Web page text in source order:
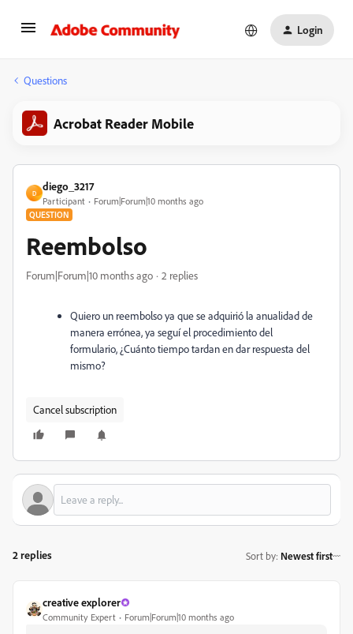
Login
Questions
Acrobat Reader Mobile
D
diego_3217
Participant Forum|Forum|10 months ago
QUESTION
Reembolso
Forum|Forum|10 months ago 2 replies
Quiero un reembolso ya que se adquirió la anualidad de
manera errónea, ya seguí el procedimiento del
formulario, ¿Cuánto tiempo tardan en dar respuesta del
mismo?
Cancel subscription
2 replies Sort by: Newest first
creative explorer
Community Expert Forum|Forum|10 months ago